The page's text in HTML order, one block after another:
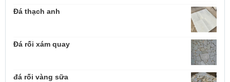
Đá thạch anh
Đá rối xám quay
đá rối vàng sữa